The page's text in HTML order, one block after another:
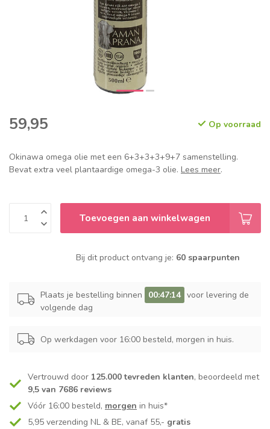
59,95 Op voorraad
Okinawa omega olie met een 6+3+3+3+9+7 samenstelling.
Bevat extra veel plantaardige omega-3 olie. Lees meer.
Toevoegen aan winkelwagen
Bij dit product ontvang je: 60 spaarpunten
Plaats je bestelling binnen 00:47:14 voor levering de
volgende dag
Op werkdagen voor 16:00 besteld, morgen in huis.
Vertrouwd door 125.000 tevreden klanten, beoordeeld met
9,5 van 7686 reviews
Vóór 16:00 besteld, morgen in huis*
5,95 verzending NL & BE, vanaf 55,- gratis